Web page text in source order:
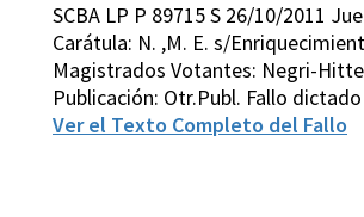
SCBA LP P 89715 S 26/10/2011
Carátula: N. ,M. E. s/
Magistrados Votantes: Negri-
Publicación: Otr.Publ. Fallo
Ver el Texto Completo del Fallo